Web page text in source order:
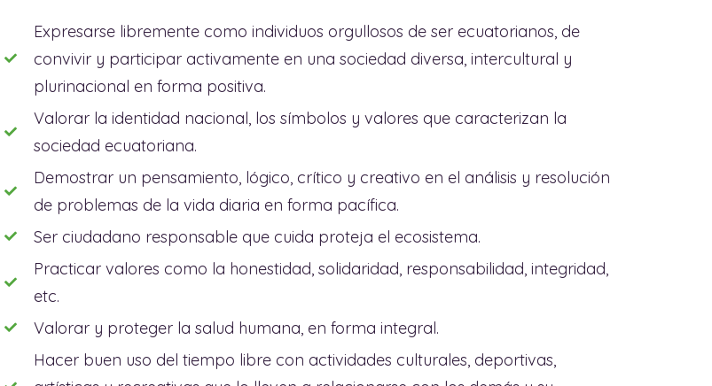
Expresarse libremente como individuos orgullosos de ser ecuatorianos, de
convivir y participar activamente en una sociedad diversa, intercultural y
plurinacional en forma positiva.
Valorar la identidad nacional, los símbolos y valores que caracterizan la
sociedad ecuatoriana.
Demostrar un pensamiento, lógico, crítico y creativo en el análisis y resolución
de problemas de la vida diaria en forma pacífica.
Ser ciudadano responsable que cuida proteja el ecosistema.
Practicar valores como la honestidad, solidaridad, responsabilidad, integridad,
etc.
Valorar y proteger la salud humana, en forma integral.
Hacer buen uso del tiempo libre con actividades culturales, deportivas,